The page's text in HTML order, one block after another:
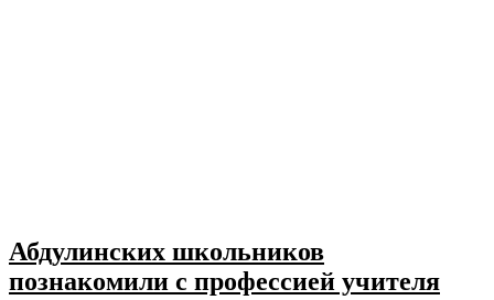
Абдулинских школьников
познакомили с профессией учителя